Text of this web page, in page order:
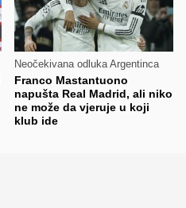
Neočekivana odluka Argentinca
Franco Mastantuono
napušta Real Madrid, ali niko
ne može da vjeruje u koji
klub ide